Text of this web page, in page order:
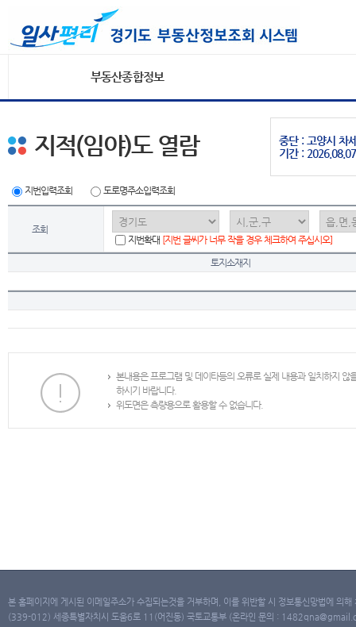
부동산종합정보
중단 : 고양시 차
기간 :
지적(임야)도 열람
지번입력조회 도로명주소입력조회
조회
지번확대 [지번 글씨가 너무 작을 경우 체크하여 주십시오]
토지소재지
본내용은 프로그램 및 데이타등의 오류로 실제 내용과 일치하지
하시기 바랍니다.
위도면은 측량용으로 활용할 수 없습니다.
본 홈페이지에 게시된 이메일주소가 수집되는것을 거부하며, 이를 위반할 시 정보통신망법에 의
(339-012) 세종특별자치시 도움6로 11(어진동) 국토교통부 (온라인 문의 :